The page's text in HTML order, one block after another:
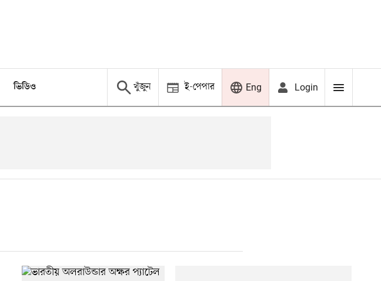
ভিডিও খুঁজুন ই-পেপার Eng Login